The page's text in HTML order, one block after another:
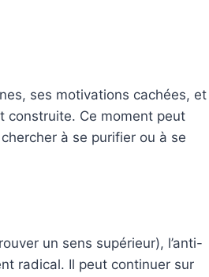
ses motivations cachées, et
construite. Ce moment peut
à se purifier ou à se
un sens supérieur), l’anti-
radical. Il peut continuer sur